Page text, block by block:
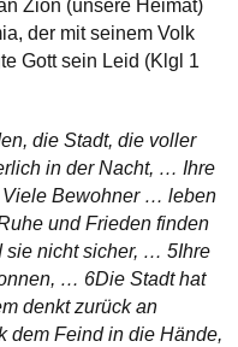
Zion (unsere Heimat)
der mit seinem Volk
Gott sein Leid (Klgl 1
die Stadt, die voller
in der Nacht, … Ihre
Bewohner … leben
und Frieden finden
sie nicht sicher, … 5Ihre
… 6Die Stadt hat
denkt zurück an
dem Feind in die Hände,